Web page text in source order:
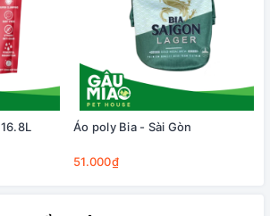
Áo poly Bia - Sài Gòn
51.000₫